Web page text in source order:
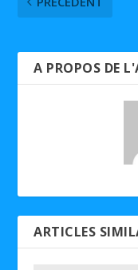
A PROPOS DE
ARTICLES